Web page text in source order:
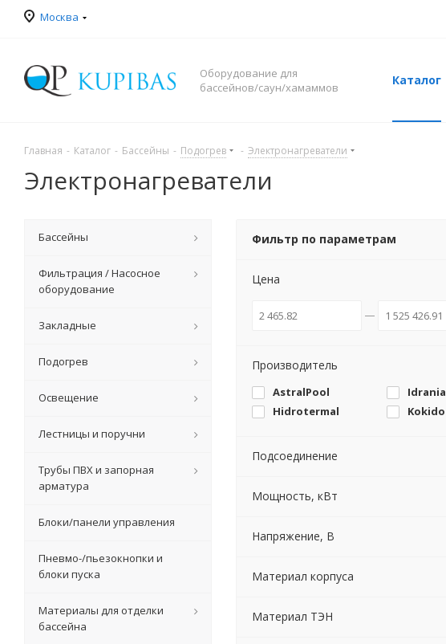
Москва
Оборудование для
бассейнов/саун/хамаммов
Каталог
Главная - Каталог - Бассейны - Подогрев - Электронагреватели
Электронагреватели
Фильтр по параметрам
Цена
Производитель
AstralPool Idrania
Hidrotermal
Kokido
Подсоединение
Мощность, кВт
Напряжение, В
Материал корпуса
Материал ТЭН
Бассейны
Фильтрация / Насосное
оборудование
Закладные
Подогрев
Освещение
Лестницы и поручни
Трубы ПВХ и запорная
арматура
Блоки/панели управления
Пневмо-/пьезокнопки и
блоки пуска
Материалы для отделки
бассейна